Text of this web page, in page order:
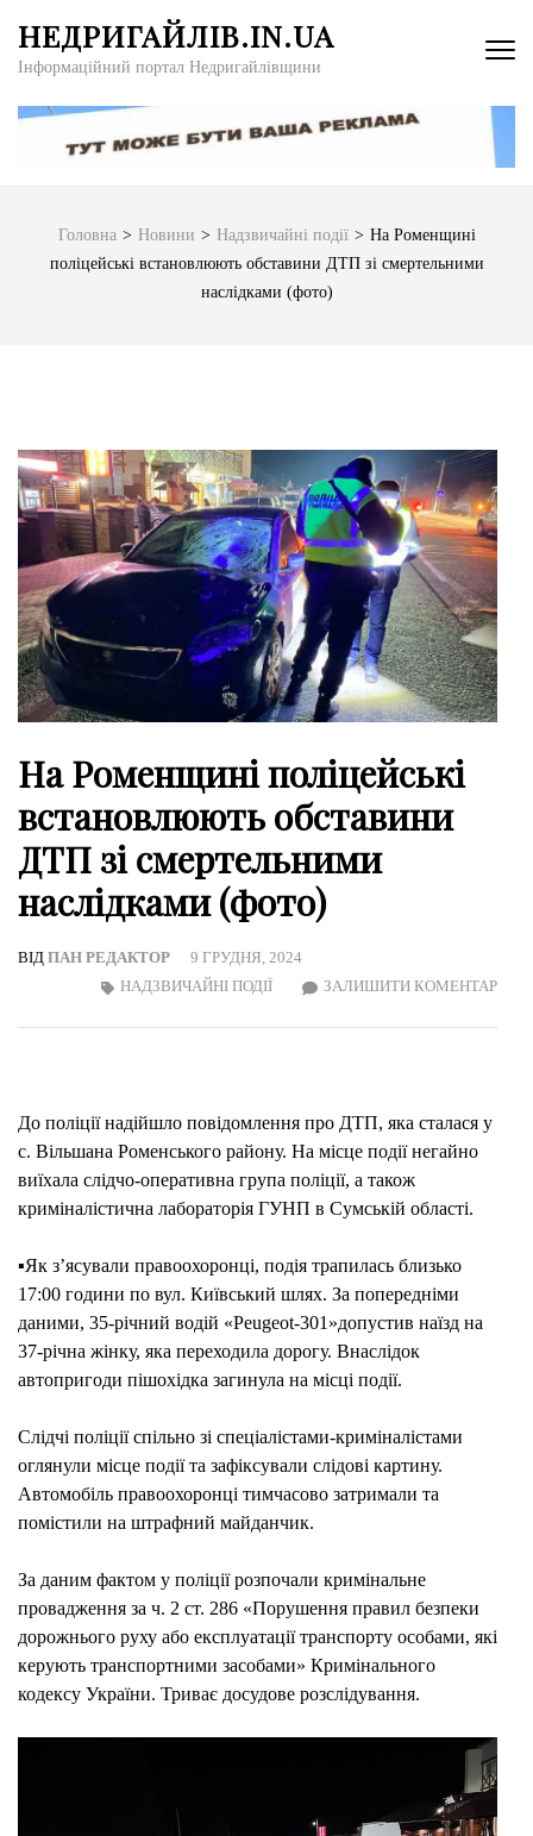
вмісту
Enter)
НЕДРИГАЙЛІВ.IN.UA
Інформаційний портал Недригайлівщини
Головна > Новини > Надзвичайні події > На Роменщині
поліцейські встановлюють обставини ДТП зі смертельними
наслідками (фото)
На Роменщині поліцейські
встановлюють обставини
ДТП зі смертельними
наслідками (фото)
ВІД ПАН РЕДАКТОР
9 ГРУДНЯ, 2024
ЗАЛИШИТИ КОМЕНТАРON
НАДЗВИЧАЙНІ ПОДІЇ
До поліції надійшло повідомлення про ДТП, яка сталася у
с. Вільшана Роменського району. На місце події негайно
виїхала слідчо-оперативна група поліції, а також
криміналістична лабораторія ГУНП в Сумській області.
▪Як з’ясували правоохоронці, подія трапилась близько
17:00 години по вул. Київський шлях. За попередніми
даними, 35-річний водій «Peugeot-301»допустив наїзд на
37-річна жінку, яка переходила дорогу. Внаслідок
автопригоди пішохідка загинула на місці події.
Слідчі поліції спільно зі спеціалістами-криміналістами
оглянули місце події та зафіксували слідові картину.
Автомобіль правоохоронці тимчасово затримали та
помістили на штрафний майданчик.
За даним фактом у поліції розпочали кримінальне
провадження за ч. 2 ст. 286 «Порушення правил безпеки
дорожнього руху або експлуатації транспорту особами, які
керують транспортними засобами» Кримінального
кодексу України. Триває досудове розслідування.